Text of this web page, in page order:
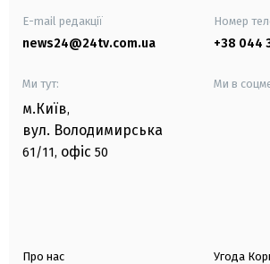
E-mail редакції
news24@24tv.com.ua
Номер
+38 044
Ми тут:
м.Київ,
вул. Володимирська
61/11, офіс 50
Ми в
Про нас Угода